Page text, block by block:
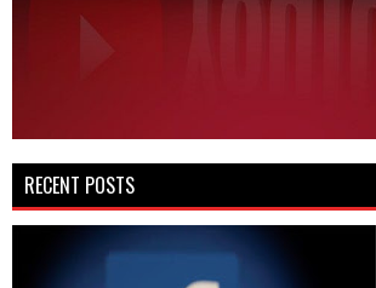
RECENT POSTS